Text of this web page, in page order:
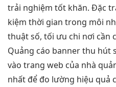
trải nghiệm tốt khăn. Đặc
kiệm thời gian trong môi
thuật số, tối ưu chi nơi cần
Quảng cáo banner thu hút
vào trang web của nhà
nhất để đo lường hiệu quả